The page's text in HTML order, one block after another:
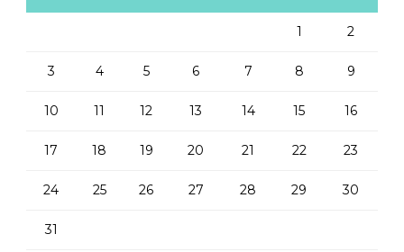
1 2
3 4 5 6 7 8 9
10 11 12 13 14 15 16
17 18 19 20 21 22 23
24 25 26 27 28 29 30
31